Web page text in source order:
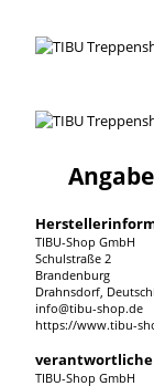
TIBU-Shop GmbH
Schulstraße 2
Brandenburg
Drahnsdorf,
info@tibu-shop.de
https://www.tibu-
verantwortliche
TIBU-Shop GmbH